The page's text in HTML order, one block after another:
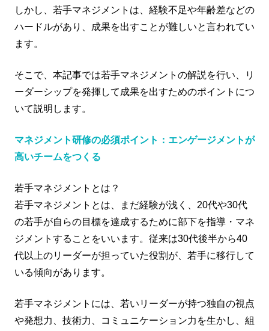
しかし、若手マネジメントは、経験不足や年齢差などの
ハードルがあり、成果を出すことが難しいと言われてい
ます。
そこで、本記事では若手マネジメントの解説を行い、リ
ーダーシップを発揮して成果を出すためのポイントにつ
いて説明します。
マネジメント研修の必須ポイント：エンゲージメントが
高いチームをつくる
若手マネジメントとは？
若手マネジメントとは、まだ経験が浅く、20代や30代
の若手が自らの目標を達成するために部下を指導・マネ
ジメントすることをいいます。従来は30代後半から40
代以上のリーダーが担っていた役割が、若手に移行して
いる傾向があります。
若手マネジメントには、若いリーダーが持つ独自の視点
や発想力、技術力、コミュニケーション力を生かし、組